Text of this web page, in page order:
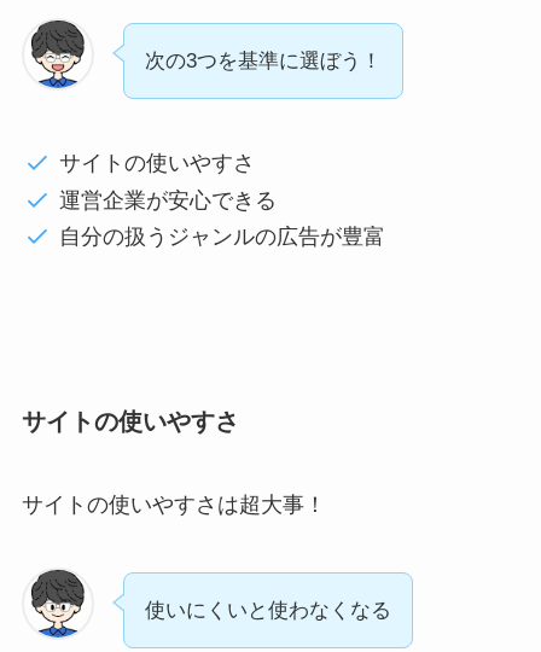
次の3つを基準に選ぼう！
サイトの使いやすさ
運営企業が安心できる
自分の扱うジャンルの広告が豊富
サイトの使いやすさ
サイトの使いやすさは超大事！
使いにくいと使わなくなる